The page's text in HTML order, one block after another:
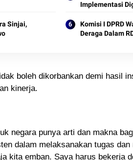
Implementasi
Sinjai,
Komisi I DPRD
Deraga Dalam
boleh dikorbankan demi hasil
kinerja.
negara punya arti dan makna
dalam melaksanakan tugas
kita emban. Saya harus bekerja